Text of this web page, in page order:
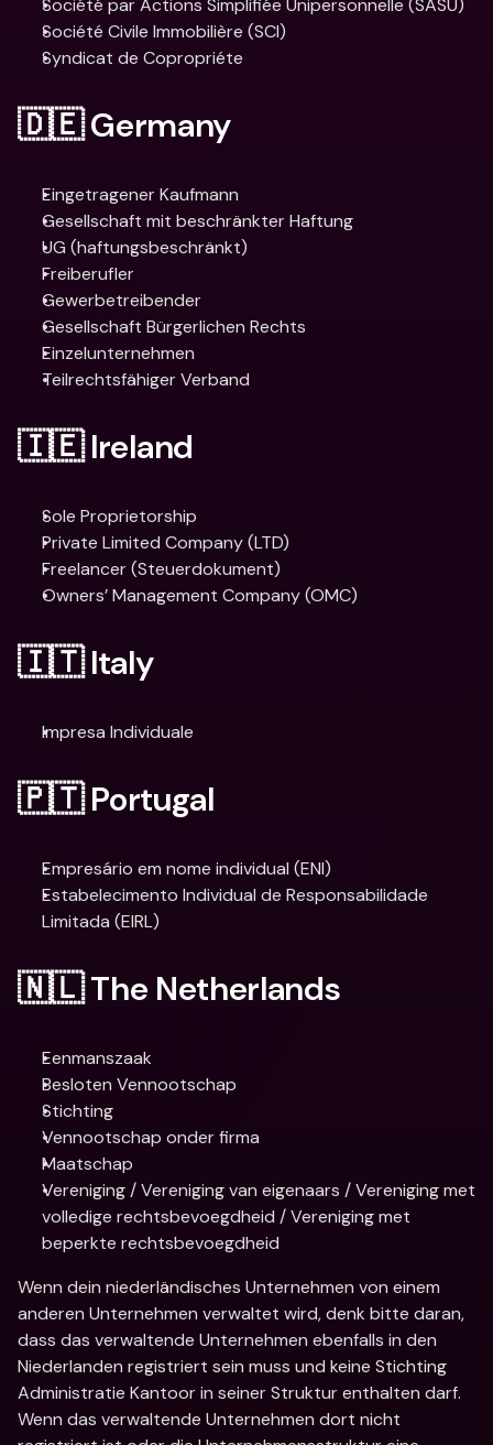
Société par Actions Simplifiée Unipersonnelle (SASU)
Société Civile Immobilière (SCI)
Syndicat de Copropriéte
🇩🇪 Germany
Eingetragener Kaufmann
Gesellschaft mit beschränkter Haftung
UG (haftungsbeschränkt)
Freiberufler
Gewerbetreibender
Gesellschaft Bürgerlichen Rechts
Einzelunternehmen
Teilrechtsfähiger Verband
🇮🇪 Ireland
Sole Proprietorship
Private Limited Company (LTD)
Freelancer (Steuerdokument)
Owners’ Management Company (OMC)
🇮🇹 Italy
Impresa Individuale
🇵🇹 Portugal
Empresário em nome individual (ENI)
Estabelecimento Individual de Responsabilidade
Limitada (EIRL)
🇳🇱 The Netherlands
Eenmanszaak
Besloten Vennootschap
Stichting
Vennootschap onder firma
Maatschap
Vereniging / Vereniging van eigenaars / Vereniging met
volledige rechtsbevoegdheid / Vereniging met
beperkte rechtsbevoegdheid
Wenn dein niederländisches Unternehmen von einem
anderen Unternehmen verwaltet wird, denk bitte daran,
dass das verwaltende Unternehmen ebenfalls in den
Niederlanden registriert sein muss und keine Stichting
Administratie Kantoor in seiner Struktur enthalten darf.
Wenn das verwaltende Unternehmen dort nicht